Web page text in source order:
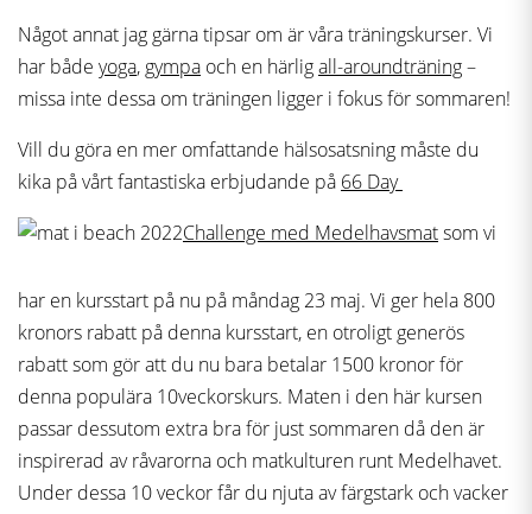
Något annat jag gärna tipsar om är våra träningskurser. Vi
har både yoga, gympa och en härligall-aroundträning–
missa inte dessa om träningen ligger i fokus för sommaren!
Vill du göra en mer omfattande hälsosatsning måste du
kika på vårt fantastiska erbjudande på 66 Day
Challenge med Medelhavsmatsom vi
har en kursstart på nu på måndag 23 maj. Vi ger hela 800
kronors rabatt på denna kursstart, en otroligt generös
rabatt som gör att du nu bara betalar 1500 kronor för
denna populära 10veckorskurs. Maten i den här kursen
passar dessutom extra bra för just sommaren då den är
inspirerad av råvarorna och matkulturen runt Medelhavet.
Under dessa 10 veckor får du njuta av färgstark och vacker